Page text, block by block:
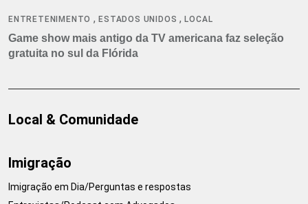
ENTRETENIMENTO ,ESTADOS UNIDOS ,LOCAL
Game show mais antigo da TV americana faz seleção
gratuita no sul da Flórida
Local & Comunidade
Imigração
Imigração em Dia/Perguntas e respostas